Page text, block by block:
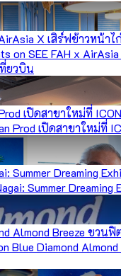
X เสิร์ฟข้าวหน้า
on SEE FAH x
ยวบิน
เปิดสาขาใหม่ที่
Prod เปิดสาขาใหม่ที่
Summer Dreaming
Summer Dreaming
Almond Breeze ชวนฟิ
Blue Diamond